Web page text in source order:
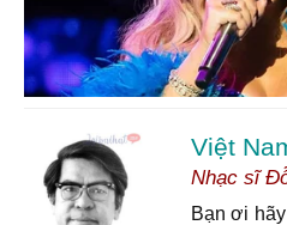
Việt
Nhạc sĩ
Bạn ơi